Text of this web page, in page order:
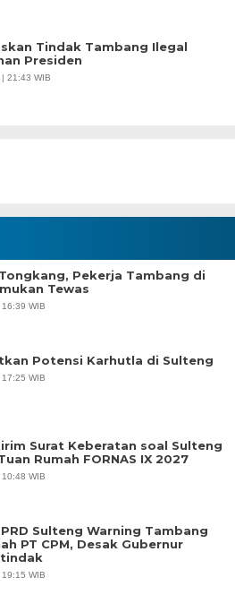
Tindak Tambang Ilegal
Presiden
21:43 WIB
Pekerja Tambang di
Tewas
WIB
Potensi Karhutla di Sulteng
WIB
Surat Keberatan soal Sulteng
Rumah FORNAS IX 2027
WIB
Sulteng Warning Tambang
PT CPM, Desak Gubernur
WIB